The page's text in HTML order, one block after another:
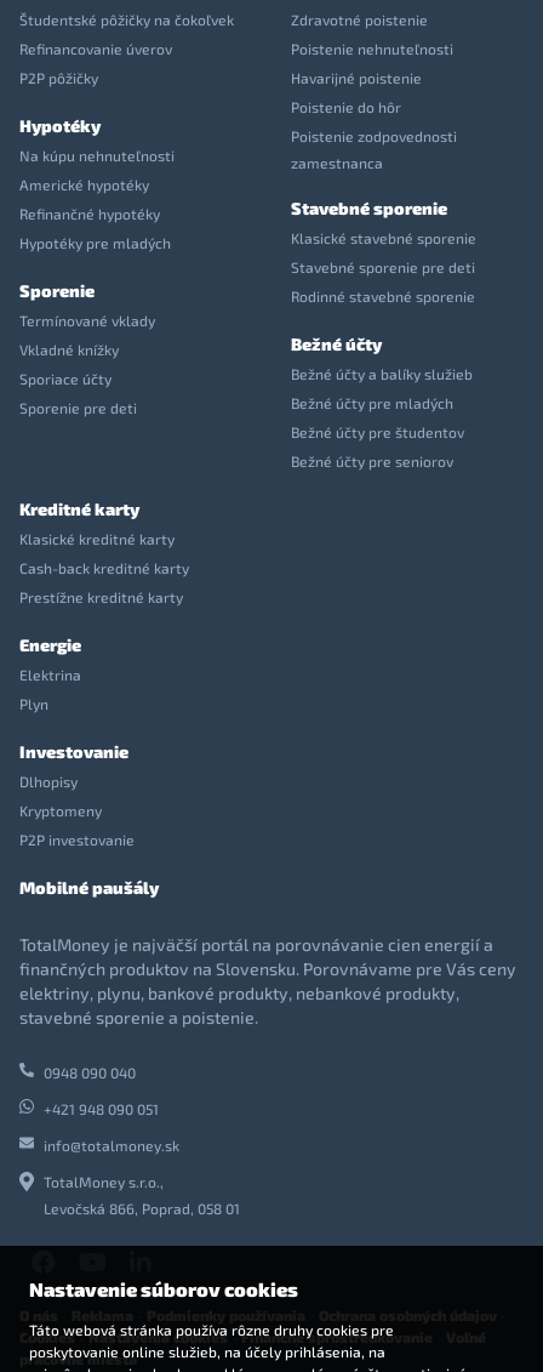
Študentské pôžičky na čokoľvek
Refinancovanie úverov
P2P pôžičky
Hypotéky
Na kúpu nehnuteľnosti
Americké hypotéky
Refinančné hypotéky
Hypotéky pre mladých
Sporenie
Termínované vklady
Vkladné knížky
Sporiace účty
Sporenie pre deti
Zdravotné poistenie
Poistenie nehnuteľnosti
Havarijné poistenie
Poistenie do hôr
Poistenie zodpovednosti
zamestnanca
Stavebné sporenie
Klasické stavebné sporenie
Stavebné sporenie pre deti
Rodinné stavebné sporenie
Bežné účty
Bežné účty a balíky služieb
Bežné účty pre mladých
Bežné účty pre študentov
Bežné účty pre seniorov
Kreditné karty
Klasické kreditné karty
Cash-back kreditné karty
Prestížne kreditné karty
Energie
Elektrina
Plyn
Investovanie
Dlhopisy
Kryptomeny
P2P investovanie
Mobilné paušály
TotalMoney je najväčší portál na porovnávanie cien energií a
finančných produktov na Slovensku. Porovnávame pre Vás ceny
elektriny, plynu, bankové produkty, nebankové produkty,
stavebné sporenie a poistenie.
0948 090 040
+421 948 090 051
info@totalmoney.sk
TotalMoney s.r.o.,
Levočská 866, Poprad, 058 01
Cookies-Nastavenia cookies -Finančné sprostredkovanie
pracovné miesta
Nastavenie súborov cookies
Táto webová stránka používa rôzne druhy cookies pre
poskytovanie online služieb, na účely prihlásenia, na